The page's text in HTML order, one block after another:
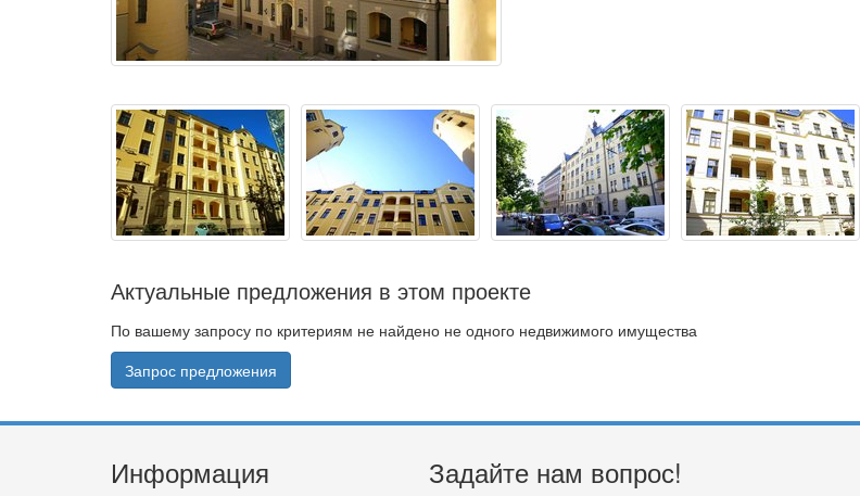
Актуальные предложения в этом проекте
По вашему запросу по критериям не найдено не одного недвижимого имущества
Запрос предложения
Информация Задайте нам вопрос!